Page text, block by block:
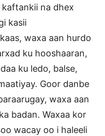
na dhex
kasii
waxa aan hurdo
ku hooshaaran,
ku ledo, balse,
Goor danbe
waxa aan
badan. Waxaa kor
wacay oo i haleeli